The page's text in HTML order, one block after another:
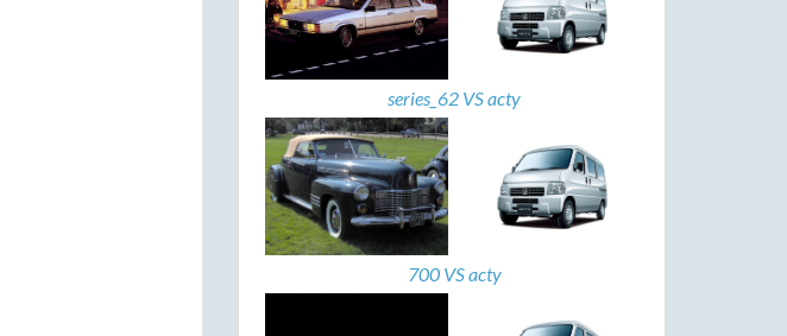
series_62 VS acty
700 VS acty